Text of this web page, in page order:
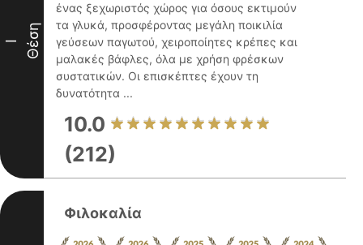
I Θέση
ένας ξεχωριστός χώρος για όσους εκτιμούν
τα γλυκά, προσφέροντας μεγάλη ποικιλία
γεύσεων παγωτού, χειροποίητες κρέπες και
μαλακές βάφλες, όλα με χρήση φρέσκων
συστατικών. Οι επισκέπτες έχουν τη
δυνατότητα ...
10.0
(212)
Φιλοκαλία